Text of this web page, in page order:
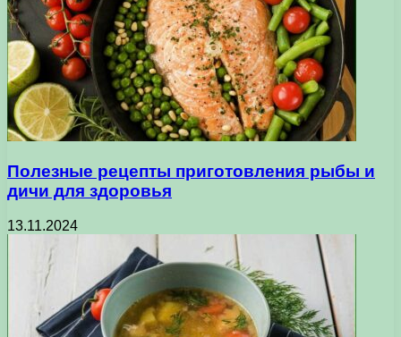
Полезные рецепты приготовления рыбы и
дичи для здоровья
13.11.2024